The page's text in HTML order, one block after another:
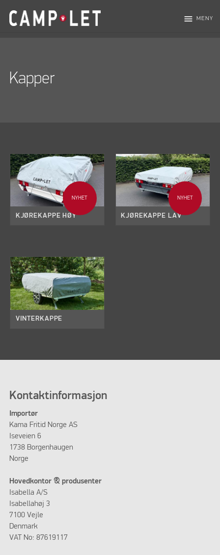
menu MENY
Kapper
NYHET
KJØREKAPPE HØY
NYHET
KJØREKAPPE LAV
VINTERKAPPE
Kontaktinformasjon
Importør
Kama Fritid Norge AS
Iseveien 6
1738 Borgenhaugen
Norge
Hovedkontor & produsenter
Isabella A/S
Isabellahøj 3
7100 Vejle
Denmark
VAT No: 87619117